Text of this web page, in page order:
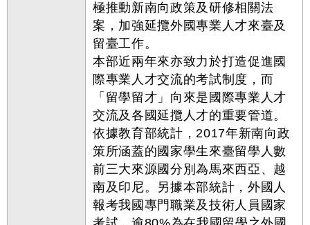
極推動新南向政策及研修相關法
案，加強延攬外國專業人才來臺及
留臺工作。
本部近兩年來亦致力於打造促進國
際專業人才交流的考試制度，而
「留學留才」向來是國際專業人才
交流及各國延攬人才的重要管道。
依據教育部統計，2017年新南向政
策所涵蓋的國家學生來臺留學人數
前三大來源國分別為馬來西亞、越
南及印尼。另據本部統計，外國人
報考我國專門職業及技術人員國家